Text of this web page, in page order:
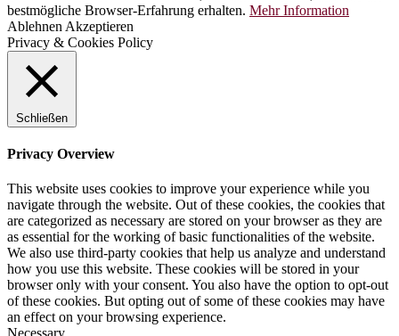
bestmögliche Browser-Erfahrung erhalten. Mehr Information
Ablehnen Akzeptieren
Privacy & Cookies Policy
Schließen
Privacy Overview
This website uses cookies to improve your experience while you
navigate through the website. Out of these cookies, the cookies that
are categorized as necessary are stored on your browser as they are
as essential for the working of basic functionalities of the website.
We also use third-party cookies that help us analyze and understand
how you use this website. These cookies will be stored in your
browser only with your consent. You also have the option to opt-out
of these cookies. But opting out of some of these cookies may have
an effect on your browsing experience.